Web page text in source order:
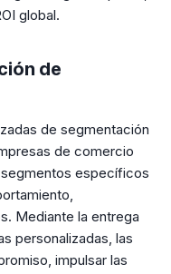
global.
de
de segmentación
de comercio
específicos
Mediante la entrega
personalizadas, las
impulsar las